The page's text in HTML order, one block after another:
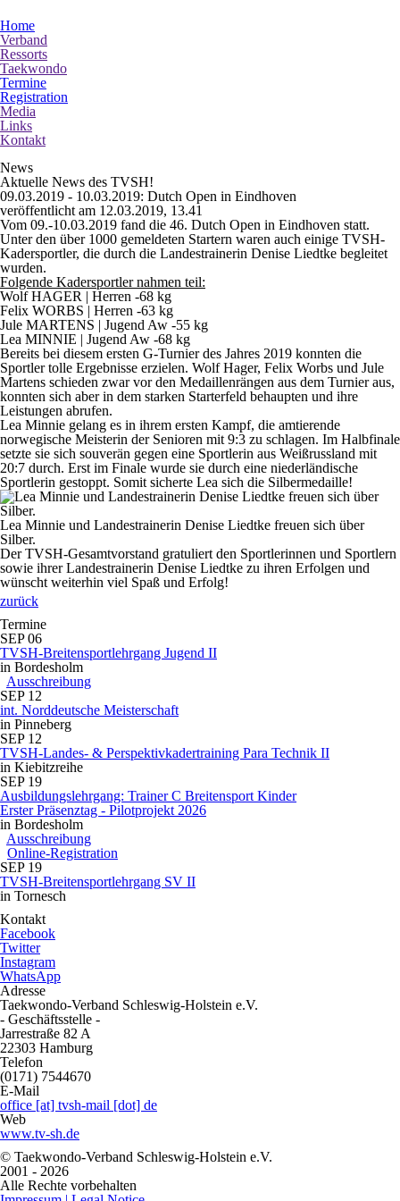
Home
Verband
Ressorts
Taekwondo
Termine
Registration
Media
Links
Kontakt
News
Aktuelle News des TVSH!
09.03.2019 - 10.03.2019: Dutch Open in Eindhoven
veröffentlicht am 12.03.2019, 13.41
Vom 09.-10.03.2019 fand die 46. Dutch Open in Eindhoven statt.
Unter den über 1000 gemeldeten Startern waren auch einige TVSH-
Kadersportler, die durch die Landestrainerin Denise Liedtke begleitet
wurden.
Folgende Kadersportler nahmen teil:
Wolf HAGER | Herren -68 kg
Felix WORBS | Herren -63 kg
Jule MARTENS | Jugend Aw -55 kg
Lea MINNIE | Jugend Aw -68 kg
Bereits bei diesem ersten G-Turnier des Jahres 2019 konnten die
Sportler tolle Ergebnisse erzielen. Wolf Hager, Felix Worbs und Jule
Martens schieden zwar vor den Medaillenrängen aus dem Turnier aus,
konnten sich aber in dem starken Starterfeld behaupten und ihre
Leistungen abrufen.
Lea Minnie gelang es in ihrem ersten Kampf, die amtierende
norwegische Meisterin der Senioren mit 9:3 zu schlagen. Im Halbfinale
setzte sie sich souverän gegen eine Sportlerin aus Weißrussland mit
20:7 durch. Erst im Finale wurde sie durch eine niederländische
Sportlerin gestoppt. Somit sicherte Lea sich die Silbermedaille!
Lea Minnie und Landestrainerin Denise Liedtke freuen sich über
Silber.
Der TVSH-Gesamtvorstand gratuliert den Sportlerinnen und Sportlern
sowie ihrer Landestrainerin Denise Liedtke zu ihren Erfolgen und
wünscht weiterhin viel Spaß und Erfolg!
zurück
Termine
SEP06
TVSH-Breitensportlehrgang Jugend II
in Bordesholm
Ausschreibung
SEP 12
int. Norddeutsche Meisterschaft
in Pinneberg
SEP 12
TVSH-Landes- & Perspektivkadertraining Para Technik II
in Kiebitzreihe
SEP 19
Ausbildungslehrgang: Trainer C Breitensport Kinder
Erster Präsenztag - Pilotprojekt 2026
in Bordesholm
Ausschreibung
Online-Registration
SEP 19
TVSH-Breitensportlehrgang SV II
in Tornesch
Kontakt
Facebook
Twitter
Instagram
WhatsApp
Adresse
Taekwondo-Verband Schleswig-Holstein e.V.
- Geschäftsstelle -
Jarrestraße 82 A
22303 Hamburg
Telefon
(0171) 7544670
E-Mail
office [at] tvsh-mail [dot] de
Web
www.tv-sh.de
© Taekwondo-Verband Schleswig-Holstein e.V.
2001 - 2026
Alle Rechte vorbehalten